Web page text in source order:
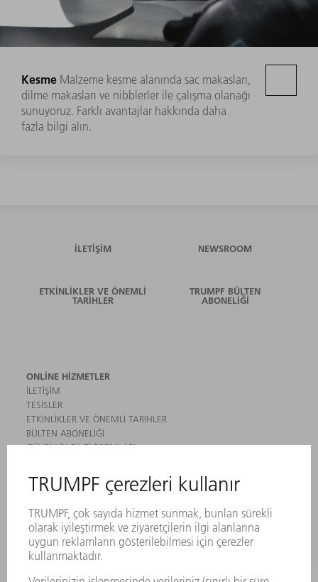
Kesme Malzeme kesme alanında sac makasları,
dilme makasları ve nibblerler ile çalışma olanağı
sunuyoruz. Farklı avantajlar hakkında daha
fazla bilgi alın.
İLETIŞIM NEWSROOM
ETKINLIKLER VE ÖNEMLI
TARIHLER
TRUMPF BÜLTEN
ABONELIĞI
ONLINE HIZMETLER
İLETIŞIM
TESISLER
ETKINLIKLER VE ÖNEMLI TARIHLER
BÜLTEN ABONELIĞI
GÜVENLIK BILGI FORMLARI
MAKINALAR VE SISTEMLER
LAZER
ELEKTRIKLI ALETLER
SMART FACTORY
YAZILIM
SERVISLER
UYGULAMALAR